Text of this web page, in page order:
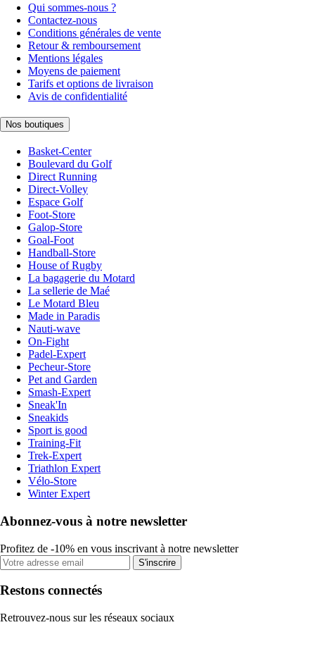
Qui sommes-nous ?
Contactez-nous
Conditions générales de vente
Retour & remboursement
Mentions légales
Moyens de paiement
Tarifs et options de livraison
Avis de confidentialité
Nos boutiques
Basket-Center
Boulevard du Golf
Direct Running
Direct-Volley
Espace Golf
Foot-Store
Galop-Store
Goal-Foot
Handball-Store
House of Rugby
La bagagerie du Motard
La sellerie de Maé
Le Motard Bleu
Made in Paradis
Nauti-wave
On-Fight
Padel-Expert
Pecheur-Store
Pet and Garden
Smash-Expert
Sneak'In
Sneakids
Sport is good
Training-Fit
Trek-Expert
Triathlon Expert
Vélo-Store
Winter Expert
Abonnez-vous à notre newsletter
Profitez de -10% en vous inscrivant à notre newsletter
S'inscrire
Restons connectés
Retrouvez-nous sur les réseaux sociaux